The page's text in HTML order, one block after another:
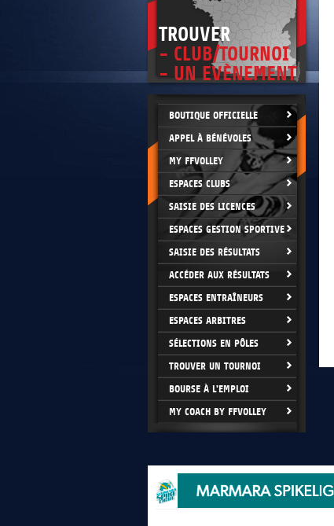
TROUVER
- CLUB/TOURNOI
- UN EVÈNEMENT
BOUTIQUE OFFICIELLE
APPEL À BÉNÉVOLES
MY FFVOLLEY
ESPACES CLUBS
SAISIE DES LICENCES
ESPACES GESTION SPORTIVE
SAISIE DES RÉSULTATS
ACCÉDER AUX RÉSULTATS
ESPACES ENTRAÎNEURS
ESPACES ARBITRES
SÉLECTIONS EN PÔLES
TROUVER UN TOURNOI
BOURSE À L'EMPLOI
MY COACH BY FFVOLLEY